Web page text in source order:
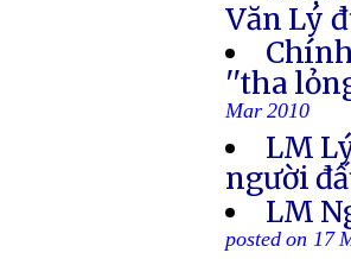
Văn Lý
''tha
Mar 2010
LM
người
LM
posted on 17